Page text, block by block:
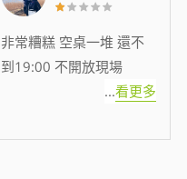
非常糟糕 空桌一堆 還不
到19:00 不開放現場
...看更多